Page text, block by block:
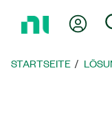
zur
STARTSEITE